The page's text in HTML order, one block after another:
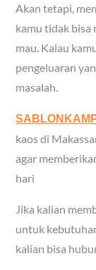
Akan tetapi,
kamu tidak bisa
mau. Kalau
pengeluaran
masalah.
kaos di
agar
hari
Jika kalian
untuk
kalian bisa